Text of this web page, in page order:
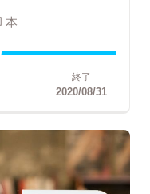
本
終了
2020/08/31